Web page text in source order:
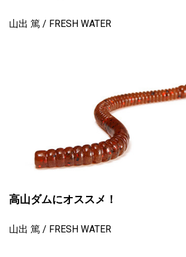
山出 篤 FRESH WATER
高山ダムにオススメ！
山出 篤 FRESH WATER